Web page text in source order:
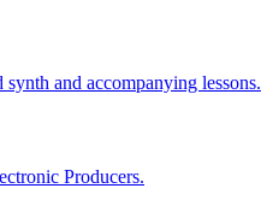
and accompanying lessons.
Producers.